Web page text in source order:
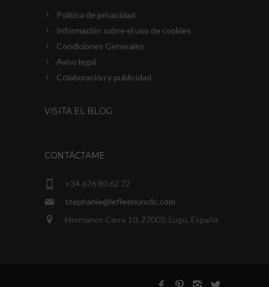
Política de privacidad
Información sobre el uso de cookies
Condiciones Generales
Aviso legal
Colaboración y publicidad
VISITA EL BLOG
CONTÁCTAME
+34 676 80 62 72
stephanie@lefleenunclic.com
Hermanos Carro 10, 27003, Lugo, España